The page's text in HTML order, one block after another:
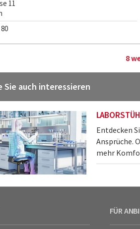
11
8
Sie auch interessieren
Entdecken
Ansprüche.
mehr
FÜR